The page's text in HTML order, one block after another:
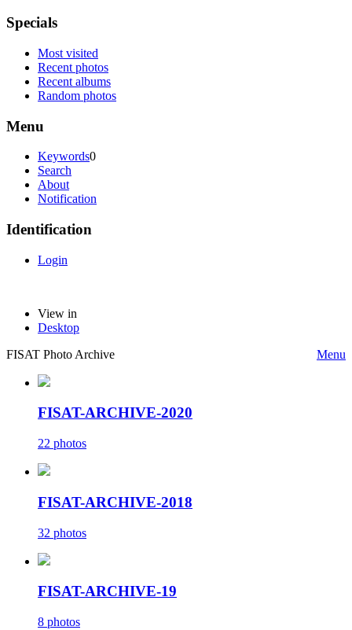
Specials
Most visited
Recent photos
Recent albums
Random photos
Menu
Keywords0
Search
About
Notification
Identification
Login
View in
Desktop
FISAT Photo Archive
Menu
FISAT-ARCHIVE-2020
22 photos
FISAT-ARCHIVE-2018
32 photos
FISAT-ARCHIVE-19
8 photos